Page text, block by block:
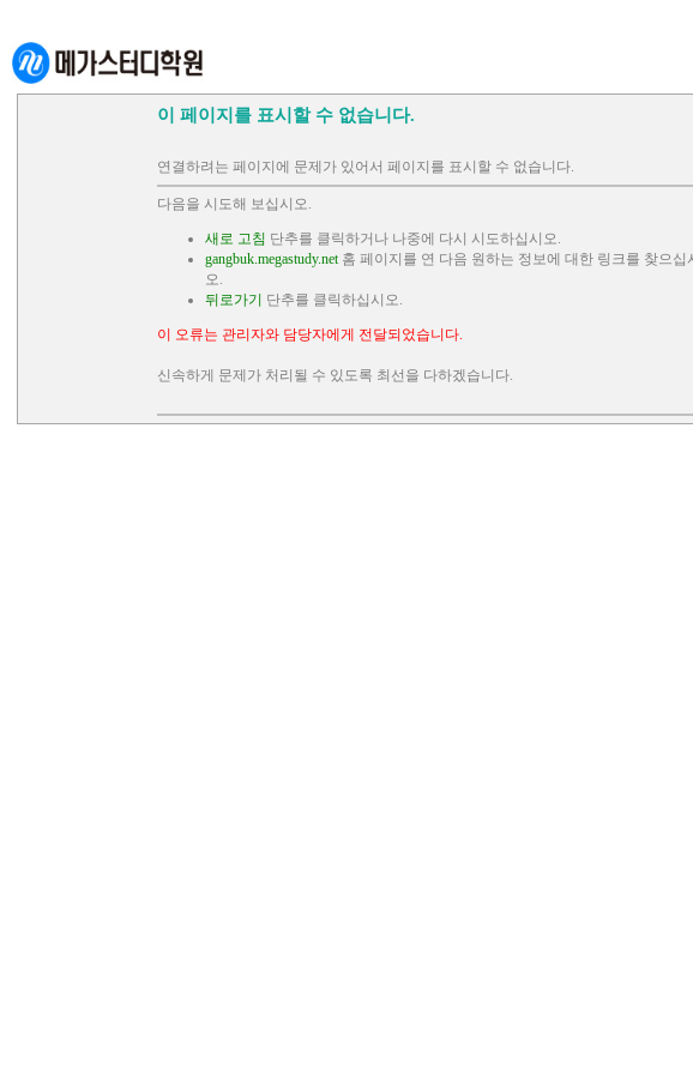
이 페이지를 표시할 수 없습니다.
연결하려는 페이지에 문제가 있어서 페이지를 표시할 수 없습니다.
다음을 시도해 보십시오.
새로 고침 단추를 클릭하거나 나중에 다시 시도하십시오.
gangbuk.megastudy.net홈 페이지를 연 다음 원하는 정보에 대한 링크를 찾으십
오.
뒤로가기
단추를 클릭하십시오.
이 오류는 관리자와 담당자에게 전달되었습니다.
신속하게 문제가 처리될 수 있도록 최선을 다하겠습니다.